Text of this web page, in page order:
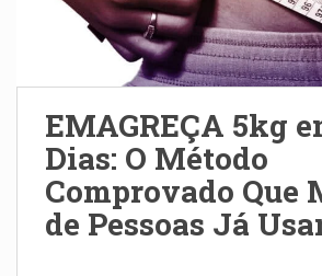
EMAGREÇA 5kg
Dias: O Método
Comprovado Que
de Pessoas Já